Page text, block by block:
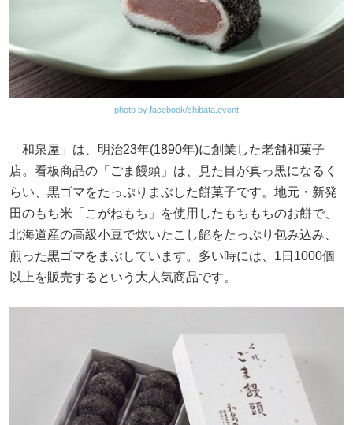
photo by facebook/shibata.event
「和泉屋」は、明治23年(1890年)に創業した老舗和菓子
店。看板商品の「ごま饅頭」は、見た目が真っ黒になるく
らい、黒ゴマをたっぷりまぶした餅菓子です。地元・新発
田のもち米「こがねもち」を使用したもちもちのお餅で、
北海道産の高級小豆で炊いたこし餡をたっぷり包み込み、
煎った黒ゴマをまぶしています。多い時には、1日1000個
以上を販売するという大人気商品です。